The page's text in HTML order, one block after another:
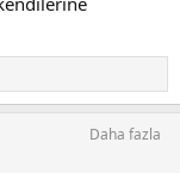
Daha fazla